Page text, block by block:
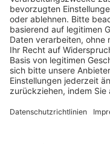
Schulungsangebot
BFV-Geschäftsstellen
Trainerbörse
Login SpielPlus
FOLGE DEM BFV